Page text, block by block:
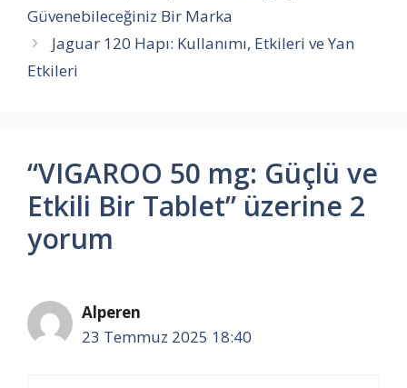
Güvenebileceğiniz Bir Marka
Jaguar 120 Hapı: Kullanımı, Etkileri ve Yan
Etkileri
“VIGAROO 50 mg: Güçlü ve
Etkili Bir Tablet” üzerine 2
yorum
Alperen
23 Temmuz 2025 18:40